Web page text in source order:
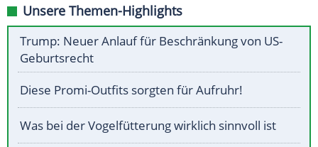
Unsere Themen-Highlights
Trump: Neuer Anlauf für Beschränkung von US-
Geburtsrecht
Diese Promi-Outfits sorgten für Aufruhr!
Was bei der Vogelfütterung wirklich sinnvoll ist